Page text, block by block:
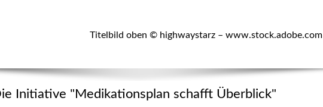
Titelbild oben © highwaystarz – www.stock.adobe.com
Initiative "Medikationsplan schafft Überblick"